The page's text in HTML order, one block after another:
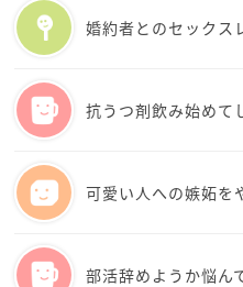
あなたが面倒みてね」と
ょう。
果があるかもしれません。
「私は定年後は無収入だ
らいつまでも働けるね」等
夫に借金があるそうです
になっていなければ、そう
いと思います。
婚約者とのセックス
抗うつ剤飲み始めて
可愛い人への嫉妬を
部活辞めようか悩ん